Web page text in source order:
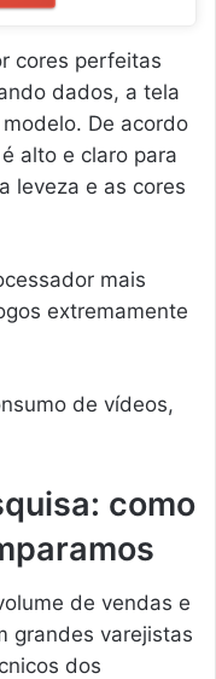
cores perfeitas
dados, a tela
De acordo
alto e claro para
leveza e as cores
mais
extremamente
de vídeos,
como
de vendas e
grandes varejistas
dos